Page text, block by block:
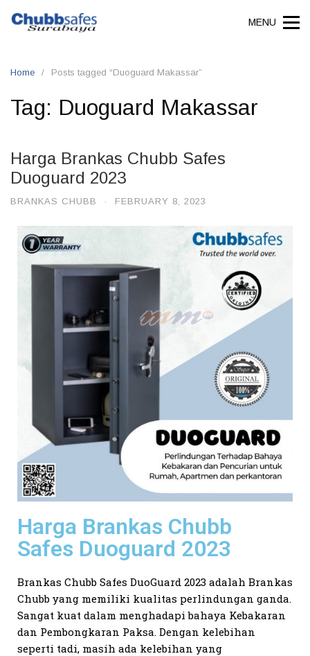
MENU
Home Posts tagged “Duoguard Makassar”
Tag: Duoguard Makassar
Harga Brankas Chubb Safes
Duoguard 2023
BRANKAS CHUBB · FEBRUARY 8, 2023
Harga Brankas Chubb
Safes Duoguard 2023
Brankas Chubb Safes DuoGuard 2023 adalah Brankas
Chubb yang memiliki kualitas perlindungan ganda.
Sangat kuat dalam menghadapi bahaya Kebakaran
dan Pembongkaran Paksa. Dengan kelebihan
seperti tadi, masih ada kelebihan yang